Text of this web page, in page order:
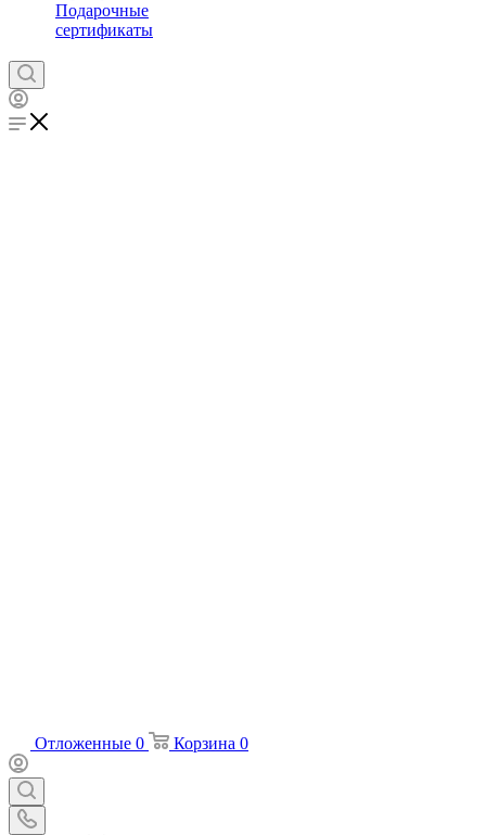
Подарочные
сертификаты
Отложенные 0 Корзина 0